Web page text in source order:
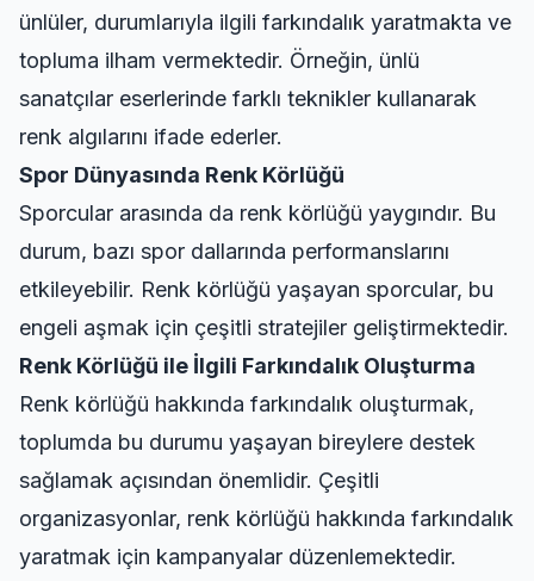
ünlüler, durumlarıyla ilgili farkındalık yaratmakta ve
topluma ilham vermektedir. Örneğin, ünlü
sanatçılar eserlerinde farklı teknikler kullanarak
renk algılarını ifade ederler.
Spor Dünyasında Renk Körlüğü
Sporcular arasında da renk körlüğü yaygındır. Bu
durum, bazı spor dallarında performanslarını
etkileyebilir. Renk körlüğü yaşayan sporcular, bu
engeli aşmak için çeşitli stratejiler geliştirmektedir.
Renk Körlüğü ile İlgili Farkındalık Oluşturma
Renk körlüğü hakkında farkındalık oluşturmak,
toplumda bu durumu yaşayan bireylere destek
sağlamak açısından önemlidir. Çeşitli
organizasyonlar, renk körlüğü hakkında farkındalık
yaratmak için kampanyalar düzenlemektedir.